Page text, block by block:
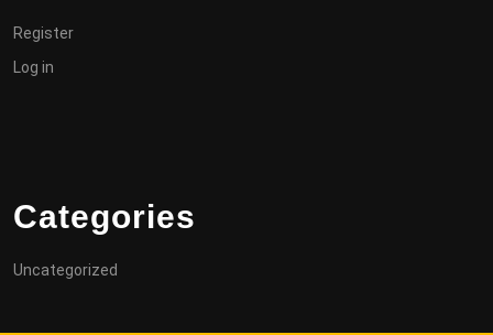
Register
Log in
Categories
Uncategorized